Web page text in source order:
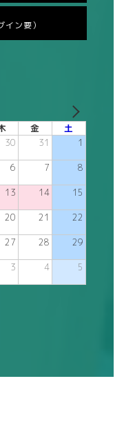
イン要）
金 土
30 31 1
6 7 8
13 14 15
20 21 22
27 28 29
3 4 5